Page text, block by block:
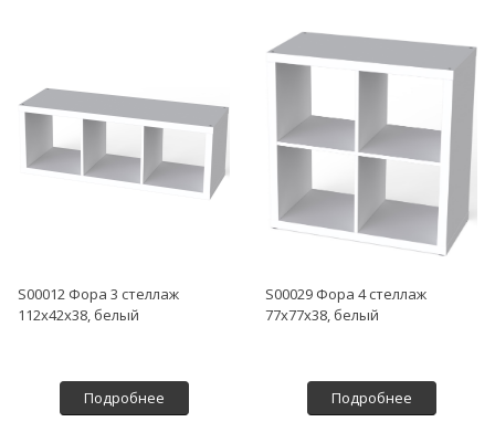
S00012 Фора 3 стеллаж
112х42х38, белый
Подробнее
S00029 Фора 4 стеллаж
77х77х38, белый
Подробнее